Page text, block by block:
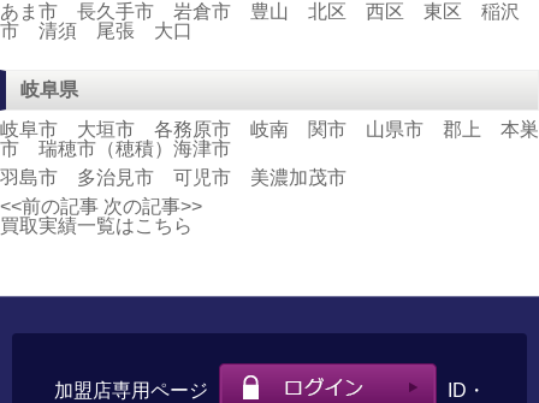
あま市 長久手市 岩倉市 豊山 北区 西区 東区 稲沢
市 清須 尾張 大口
岐阜県
岐阜市 大垣市 各務原市 岐南 関市 山県市 郡上 本巣
市 瑞穂市（穂積）海津市
羽島市 多治見市 可児市 美濃加茂市
<<前の記事 次の記事>>
買取実績一覧はこちら
加盟店専用ページ ID・